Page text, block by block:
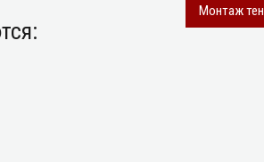
Монтаж